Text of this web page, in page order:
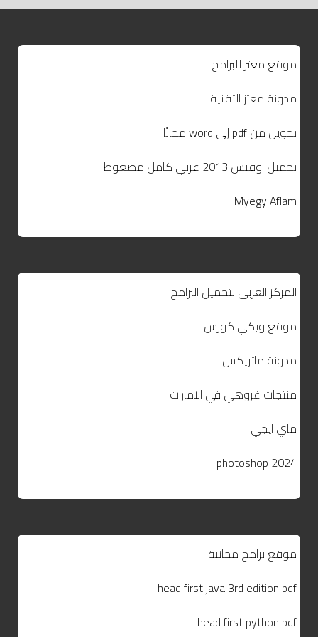
موقع معتز للبرامج
مدونة معتز التقنية
تحويل من pdf إلى word مجانًا
تحميل اوفيس 2013 عربي كامل مضغوط
Myegy Aflam
المركز العربي لتحميل البرامج
موقع ويكي كورس
مدونة ماتريكس
منتجات غروهي في الامارات
ماي ايجي
photoshop 2024
موقع برامج مجانية
head first java 3rd edition pdf
head first python pdf